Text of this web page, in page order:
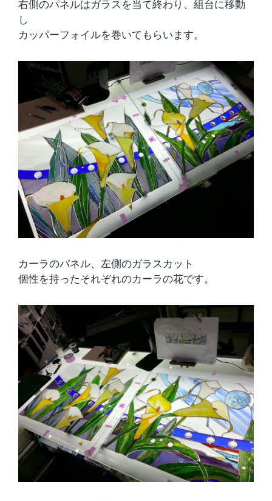
右側のパネルはガラスを当て終わり、組台に移動
し
カッパーフォイルを巻いてもらいます。
カーラのパネル、左側のガラスカット
個性を持ったそれぞれのカーラの花です。